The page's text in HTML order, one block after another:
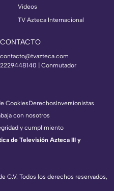
Videos
TV Azteca Internacional
CONTACTO
contacto@tvazteca.com
2229448140 | Conmutador
C.V. Todos los derechos reservados,
CookiesDerechosInversionistas
con nosotros
y cumplimiento
de Televisión Azteca III y